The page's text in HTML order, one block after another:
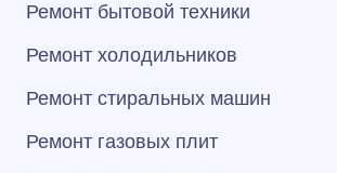
Ремонт бытовой техники
Ремонт холодильников
Ремонт стиральных машин
Ремонт газовых плит